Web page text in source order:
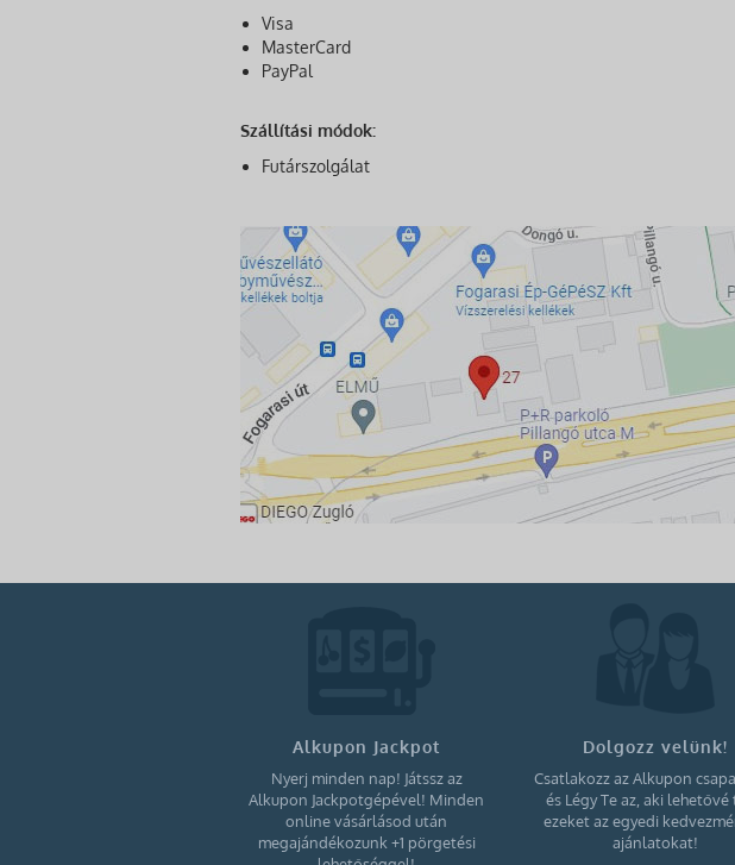
Visa
MasterCard
PayPal
Szállítási módok:
Futárszolgálat
Alkupon Jackpot
Nyerj minden nap! Játssz az
Alkupon Jackpotgépével! Minden
online vásárlásod után
megajándékozunk +1 pörgetési
Dolgozz velünk!
Csatlakozz az Alkupon
és Légy Te az, aki lehetővé
ezeket az egyedi
ajánlatokat!